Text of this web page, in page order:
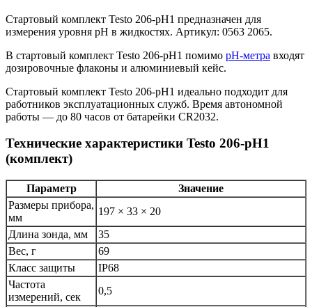
Стартовый комплект Testo 206-pH1 предназначен для
измерения уровня pH в жидкостях. Артикул: 0563 2065.
В стартовый комплект Testo 206-pH1 помимо pH-метра входят
дозировочные флаконы и алюминиевый кейс.
Стартовый комплект Testo 206-pH1 идеально подходит для
работников эксплуатационных служб. Время автономной
работы — до 80 часов от батарейки CR2032.
Технические характеристики Testo 206-pH1
(комплект)
Параметр
Значение
Размеры прибора,
мм
197 × 33 × 20
Длина зонда, мм
35
Вес, г
69
Класс защиты
IP68
Частота
измерений, сек
0,5